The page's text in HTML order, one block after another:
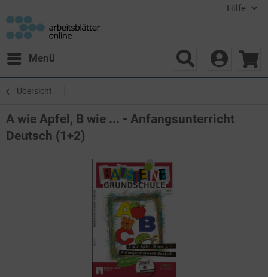
Hilfe
Menü
Übersicht
A wie Apfel, B wie ... - Anfangsunterricht
Deutsch (1+2)